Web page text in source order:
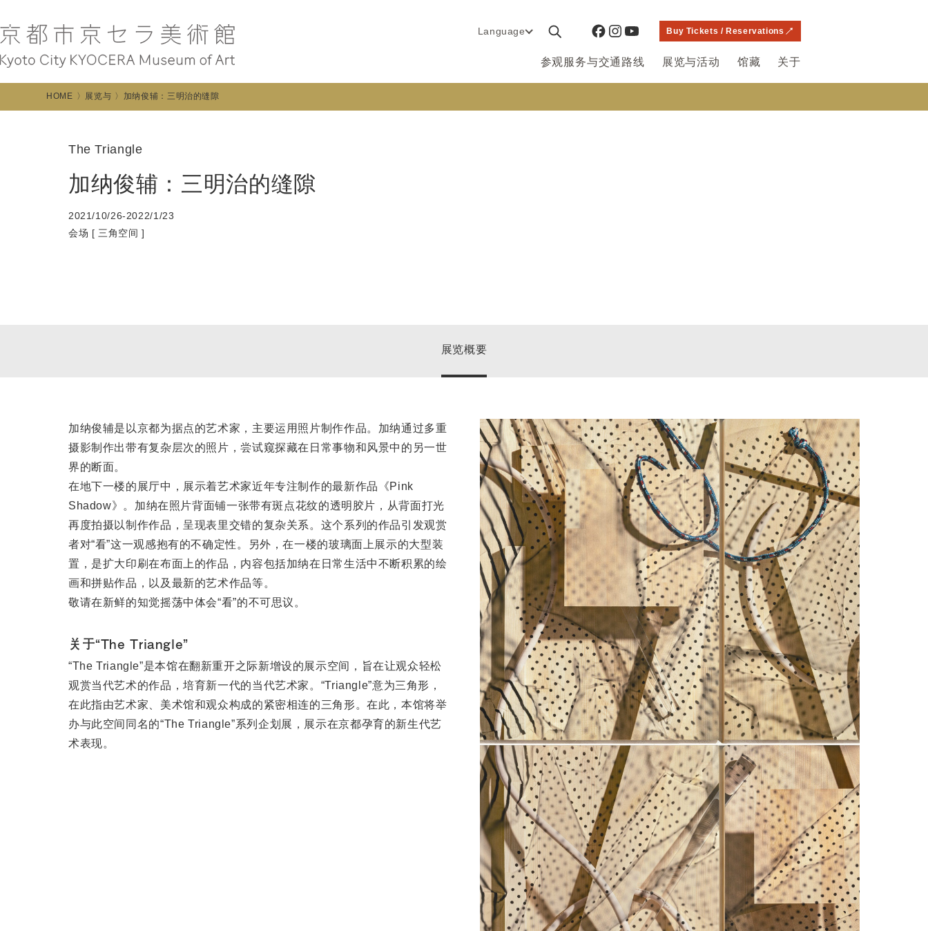
Language Buy Tickets / Reservations
参观服务与交通路线 展览与活动 馆藏 关于
HOME 展览与 加纳俊辅：三明治的缝隙
The Triangle
加纳俊辅：三明治的缝隙
2021/10/26-2022/1/23
会场 [ 三角空间 ]
展览概要
加纳俊辅是以京都为据点的艺术家，主要运用照片制作作品。加纳通过多重
摄影制作出带有复杂层次的照片，尝试窥探藏在日常事物和风景中的另一世
界的断面。
在地下一楼的展厅中，展示着艺术家近年专注制作的最新作品《Pink
Shadow》。加纳在照片背面铺一张带有斑点花纹的透明胶片，从背面打光
再度拍摄以制作作品，呈现表里交错的复杂关系。这个系列的作品引发观赏
者对“看”这一观感抱有的不确定性。另外，在一楼的玻璃面上展示的大型装
置，是扩大印刷在布面上的作品，内容包括加纳在日常生活中不断积累的绘
画和拼贴作品，以及最新的艺术作品等。
敬请在新鲜的知觉摇荡中体会“看”的不可思议。
关于“The Triangle”
“The Triangle”是本馆在翻新重开之际新增设的展示空间，旨在让观众轻松
观赏当代艺术的作品，培育新一代的当代艺术家。“Triangle”意为三角形，
在此指由艺术家、美术馆和观众构成的紧密相连的三角形。在此，本馆将举
办与此空间同名的“The Triangle”系列企划展，展示在京都孕育的新生代艺
术表现。